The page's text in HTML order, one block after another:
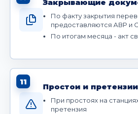
Закрывающие
По факту закрытия
предоставляются АВР и
По итогам месяца - акт
11
Простои и претензии
При простоях на
претензия